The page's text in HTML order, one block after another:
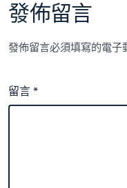
發佈留言
發佈留言必須填寫的電子
留言*